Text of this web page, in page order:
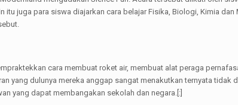
itu juga para siswa diajarkan cara belajar Fisika, Biologi, Kimia
cara membuat roket air, membuat alat peraga
yang dulunya mereka anggap sangat menakutkan ternyata
yang dapat membangakan sekolah dan negara.[:]